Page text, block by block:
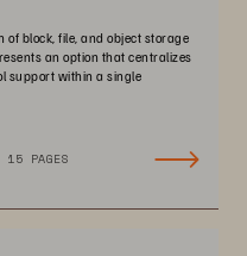
of block, file, and object storage
an option that centralizes
support within a single
15 PAGES